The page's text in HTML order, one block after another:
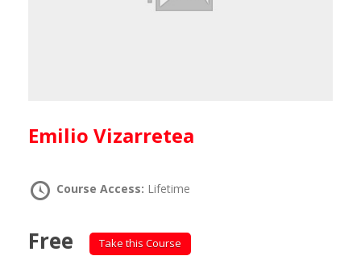
Emilio Vizarretea
Course Access: Lifetime
Free Take this Course